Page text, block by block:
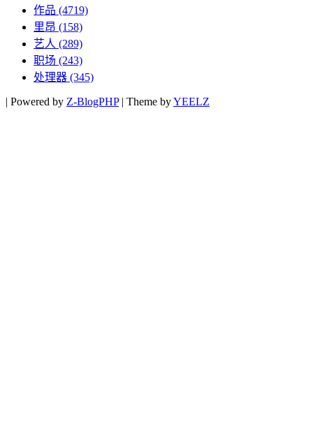
作品 (4719)
里昂 (158)
艺人 (289)
职场 (243)
处理器 (345)
| Powered by Z-BlogPHP | Theme byYEELZ